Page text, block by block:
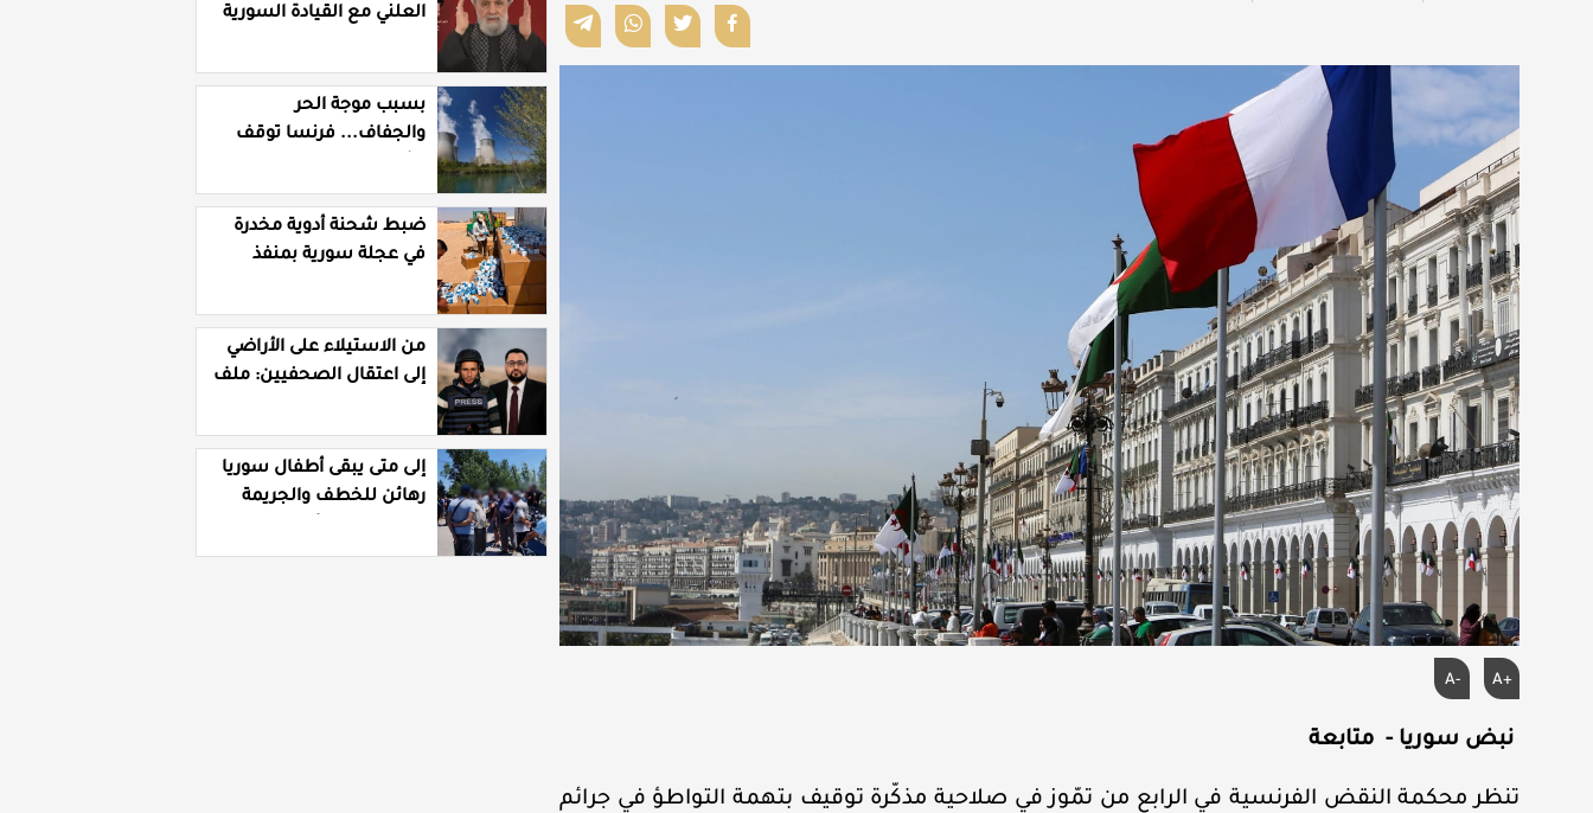
A+
A-
نبض سوريا - متابعة
تنظر محكمة النقض الفرنسية في الرابع من تمّوز في صلاحية مذكّرة توقيف بتهمة التواطؤ في جرائم
العلني مع القيادة السورية
بـ"خدمة إسرائيل"
بسبب موجة الحر
والجفاف... فرنسا توقف
ضبط شحنة أدوية مخدرة
في عجلة سورية بمنفذ
من الاستيلاء على الأراضي
إلى اعتقال الصحفيين: ملف
سويدان في العهد الجديد
إلى متى يبقى أطفال سوريا
رهائن للخطف والجريمة